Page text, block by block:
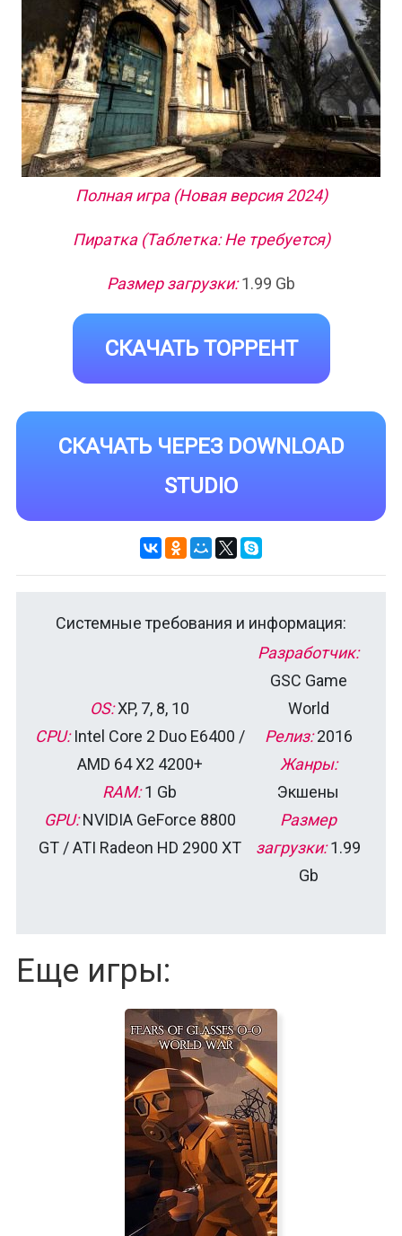
Полная игра (Новая версия 2024)
Пиратка (Таблетка: Не требуется)
Размер загрузки:1.99 Gb
СКАЧАТЬ ТОРРЕНТ
СКАЧАТЬ ЧЕРЕЗ DOWNLOAD
STUDIO
Системные требования и информация:
OS:XP, 7, 8, 10
CPU:Intel Core 2 Duo E6400 /
AMD 64 X2 4200+
RAM:1 Gb
GPU:NVIDIA GeForce 8800
GT / ATI Radeon HD 2900 XT
Разработчик:
GSC Game
World
Релиз:2016
Жанры:
Экшены
Размер
загрузки:1.99
Gb
Еще игры: